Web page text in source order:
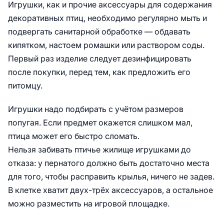
Игрушки, как и прочие аксессуары для содержания
декоративных птиц, необходимо регулярно мыть и
подвергать санитарной обработке — обдавать
кипятком, настоем ромашки или раствором соды.
Первый раз изделие следует дезинфицировать
после покупки, перед тем, как предложить его
питомцу.
Игрушки надо подбирать с учётом размеров
попугая. Если предмет окажется слишком мал,
птица может его быстро сломать.
Нельзя забивать птичье жилище игрушками до
отказа: у пернатого должно быть достаточно места
для того, чтобы расправить крылья, ничего не задев.
В клетке хватит двух-трёх аксессуаров, а остальное
можно разместить на игровой площадке.